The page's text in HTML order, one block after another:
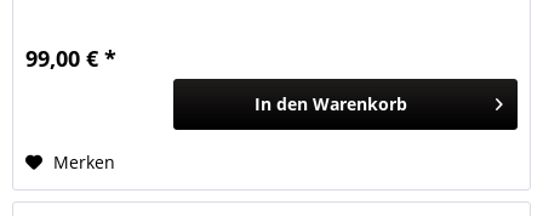
99,00 € *
In den Warenkorb
Merken